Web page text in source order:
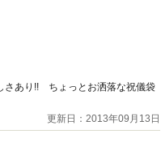
さあり!! ちょっとお洒落な祝儀袋
更新日：2013年09月13日